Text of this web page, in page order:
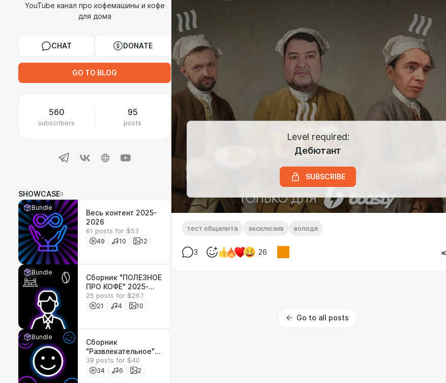
YouTube канал про кофемашины и кофе
для дома
CHAT DONATE
GO TO BLOG
560
subscribers
95
posts
SHOWCASE3
Bundle
Весь контент 2025-
2026
61 posts for $53
49
10 12
Bundle
Сборник "ПОЛЕЗНОЕ
ПРО КОФЕ" 2025-
2026
25 posts for $26.1
21
4 10
Bundle
Сборник
"Развлекательное"
2025-2026
38 posts for $40
34
6 2
Level required:
Дебютант
SUBSCRIBE
тест общепита эксклюзив володя
3 26
Go to all posts